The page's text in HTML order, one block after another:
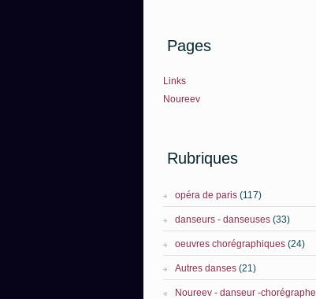
Pages
Links
Noureev
Rubriques
opéra de paris (117)
danseurs - danseuses (33)
oeuvres chorégraphiques (24)
Autres danses (21)
Noureev - danseur -chorégraphe